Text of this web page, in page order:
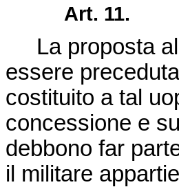
Art. 11.
La proposta al
essere
costituito a tal
concessione e
debbono far
il militare